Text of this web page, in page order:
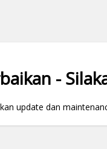
-
update dan